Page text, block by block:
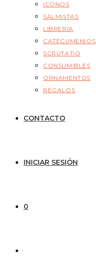
ICONOS
SALMISTAS
LIBRERÍA
CATECUMENIOS
SCRUTATIO
CONSUMIBLES
ORNAMENTOS
REGALOS
CONTACTO
INICIAR SESIÓN
0